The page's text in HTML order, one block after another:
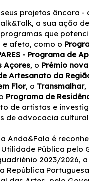
projetos âncora -
a sua ação
que
afeto, como o
- Programa de
Açores, o Prémio
Artesanato da
Flor, o Transmalhar,
o Programa de
de artistas e
de advocacia
a Anda&Fala é
Pública pelo
2023/2026,
República